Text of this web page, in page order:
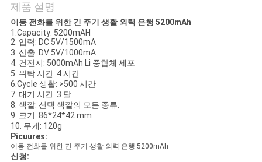
소
식
케
이
스
제품 설명
이동 전화를 위한 긴 주기 생활 외력 은행 5200mAh
1.Capacity: 5200mAH
2. 입력: DC 5V/1500mA
3. 산출: DV 5V/1000mA
4. 건전지: 5000mAh Li 중합체 세포
5. 위탁 시간: 4 시간
6.Cycle 생활: >500 시간
7. 대기 시간: 3 달
8. 색깔: 선택 색깔의 모든 종류.
9. 크기: 86*24*42 mm
10. 무게: 120g
Picuures:
이동 전화를 위한 긴 주기 생활 외력 은행 5200mAh
신청: